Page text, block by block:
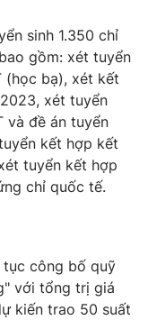
sinh 1.350 chỉ
gồm: xét tuyển
(học bạ), xét kết
xét tuyển
và đề án tuyển
kết hợp kết
tuyển kết hợp
chỉ quốc tế.
công bố quỹ
với tổng trị giá
kiến trao 50 suất